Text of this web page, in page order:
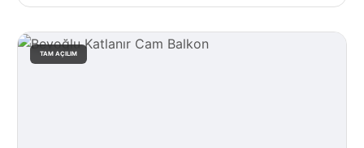
TAM AÇILIM